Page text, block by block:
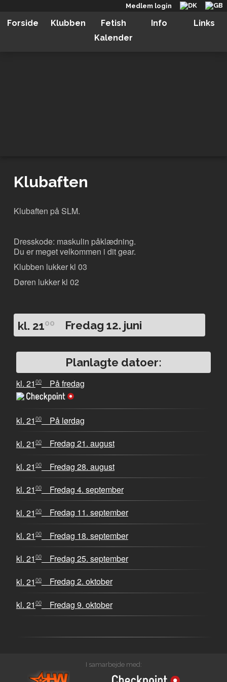
Medlem login
Forside Klubben Fetish Info
Links
Kalender
Klubaften
Klubaften på SLM.
Dresskode: maskulin påklædning.
Du er meget velkommen i dit gear.
Klubben lukker kl 03
Døren lukker kl 02
kl. 2100 Fredag 12. juni
Planlagte datoer:
kl. 2100På fredag
kl. 2100På lørdag
kl. 2100Fredag 21. august
kl. 2100Fredag 28. august
kl. 2100Fredag 4. september
kl. 2100Fredag 11. september
kl. 2100Fredag 18. september
kl. 2100Fredag 25. september
kl. 2100Fredag 2. oktober
kl. 2100Fredag 9. oktober
I samarbejde med: